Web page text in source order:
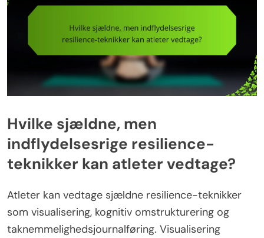
Hvilke sjældne, men
indflydelsesrige resilience-
teknikker kan atleter vedtage?
Atleter kan vedtage sjældne resilience-teknikker
som visualisering, kognitiv omstrukturering og
taknemmelighedsjournalføring. Visualisering